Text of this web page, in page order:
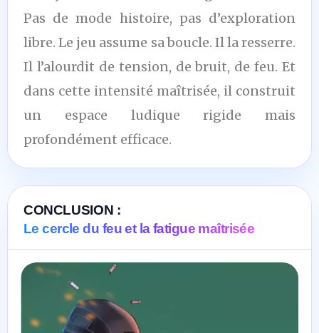
Pas de mode histoire, pas d’exploration
libre. Le jeu assume sa boucle. Il la resserre.
Il l’alourdit de tension, de bruit, de feu. Et
dans cette intensité maîtrisée, il construit
un espace ludique rigide mais
profondément efficace.
CONCLUSION :
Le cercle du feu et la fatigue maîtrisée